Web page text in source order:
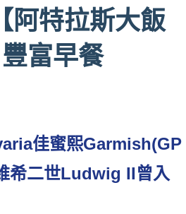
阿特拉斯大飯
富早餐
佳蜜熙Garmish(GP
希二世Ludwig II曾入